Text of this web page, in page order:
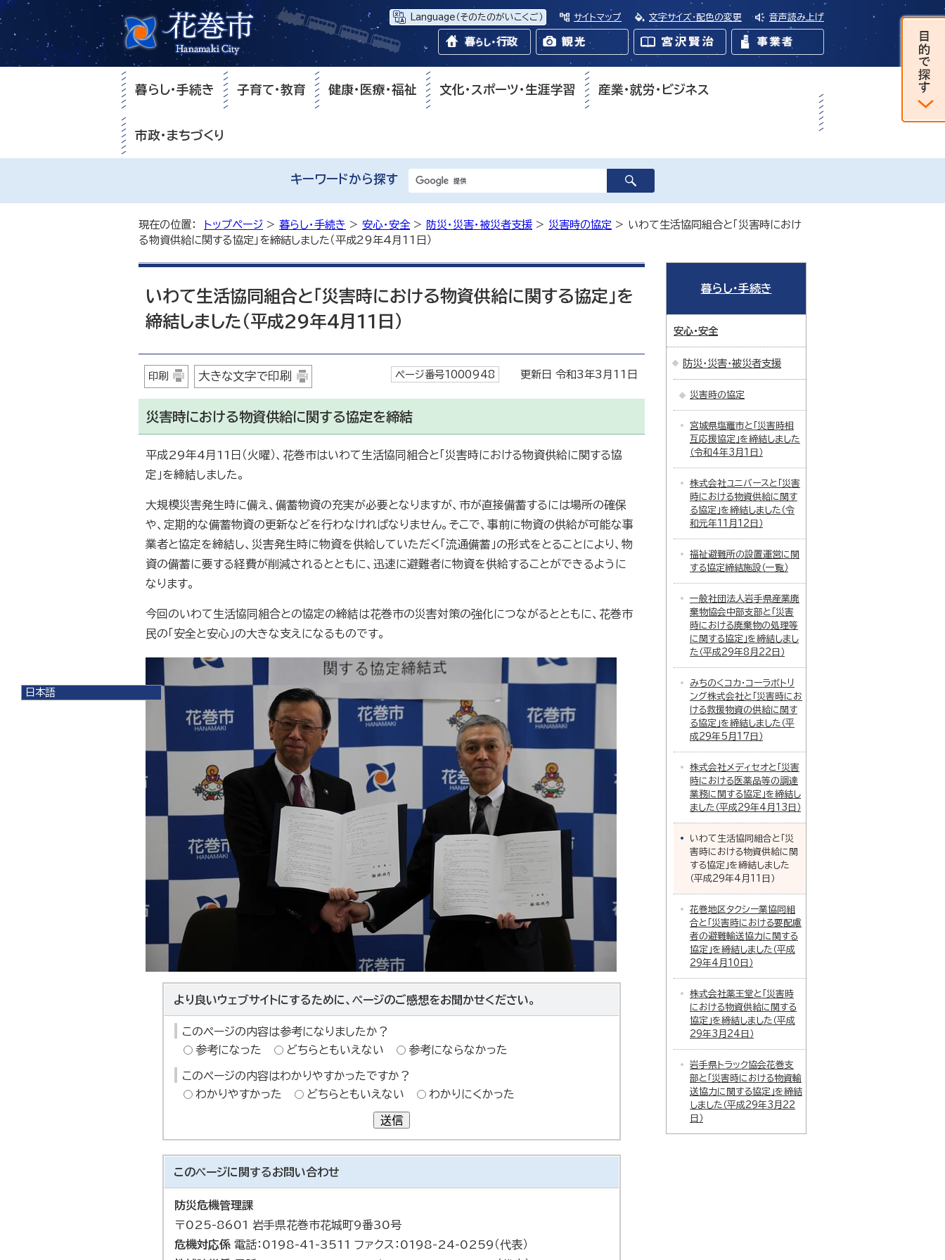
Language （そのたのがいこくご） サイトマップ 文字サイズ・配色の変更 音声読み上げ
日本語
暮らし・手続き 子育て・教育 健康・医療・福祉 文化・スポーツ・生涯学習 産業・就労・ビジネス
市政・まちづくり
キーワードから探す
現在の位置： トップページ > 暮らし・手続き > 安心・安全> 防災・災害・被災者支援 > 災害時の協定 > いわて生活協同組合と「災害時におけ
る物資供給に関する協定」を締結しました（平成29年4月11日）
いわて生活協同組合と「災害時における物資供給に関する協定」を
締結しました（平成29年4月11日）
印刷 大きな文字で印刷 ページ番号1000948 更新日 令和3年3月11日
災害時における物資供給に関する協定を締結
平成29年4月11日（火曜）、花巻市はいわて生活協同組合と「災害時における物資供給に関する協
定」を締結しました。
大規模災害発生時に備え、備蓄物資の充実が必要となりますが、市が直接備蓄するには場所の確保
や、定期的な備蓄物資の更新などを行わなければなりません。そこで、事前に物資の供給が可能な事
業者と協定を締結し、災害発生時に物資を供給していただく「流通備蓄」の形式をとることにより、物
資の備蓄に要する経費が削減されるとともに、迅速に避難者に物資を供給することができるように
なります。
今回のいわて生活協同組合との協定の締結は花巻市の災害対策の強化につながるとともに、花巻市
民の「安全と安心」の大きな支えになるものです。
より良いウェブサイトにするために、ページのご感想をお聞かせください。
このページの内容は参考になりましたか？
参考になった
どちらともいえない 参考にならなかった
このページの内容はわかりやすかったですか？
わかりやすかった
どちらともいえない わかりにくかった
送信
このページに関するお問い合わせ
防災危機管理課
〒025-8601 岩手県花巻市花城町9番30号
危機対応係 電話：0198-41-3511 ファクス：0198-24-0259（代表）
暮らし・手続き
安心・安全
防災・災害・被災者支援
災害時の協定
宮城県塩竈市と「災害時相
互応援協定」を締結しました
（令和4年3月1日）
株式会社ユニバースと「災害
時における物資供給に関す
る協定」を締結しました（令
和元年11月12日）
福祉避難所の設置運営に関
する協定締結施設（一覧）
一般社団法人岩手県産業廃
棄物協会中部支部と「災害
時における廃棄物の処理等
に関する協定」を締結しまし
た（平成29年8月22日）
みちのくコカ・コーラボトリ
ング株式会社と「災害時にお
ける救援物資の供給に関す
る協定」を締結しました（平
成29年5月17日）
株式会社メディセオと「災害
時における医薬品等の調達
業務に関する協定」を締結し
ました（平成29年4月13日）
いわて生活協同組合と「災
害時における物資供給に関
する協定」を締結しました
（平成29年4月11日）
花巻地区タクシー業協同組
合と「災害時における要配慮
者の避難輸送協力に関する
協定」を締結しました（平成
29年4月10日）
株式会社薬王堂と「災害時
における物資供給に関する
協定」を締結しました（平成
29年3月24日）
岩手県トラック協会花巻支
部と「災害時における物資輸
送協力に関する協定」を締結
しました（平成29年3月22
日）